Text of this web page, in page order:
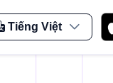
Tiếng Việt